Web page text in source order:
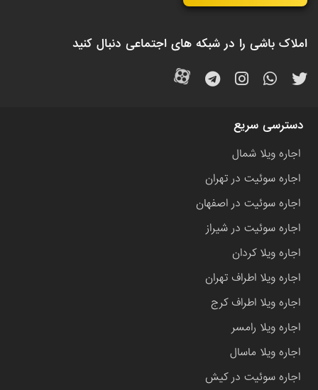
املاک باشی را در شبکه های اجتماعی دنبال کنید
دسترسی سریع
اجاره ویلا شمال
اجاره سوئیت در تهران
اجاره سوئیت در اصفهان
اجاره سوئیت در شیراز
اجاره ویلا کردان
اجاره ویلا اطراف تهران
اجاره ویلا اطراف کرج
اجاره ویلا رامسر
اجاره ویلا ماسال
اجاره سوئیت در کیش